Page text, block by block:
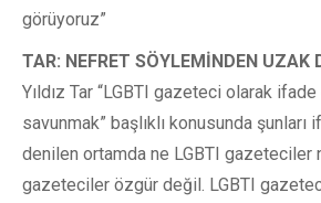
görüyoruz”
TAR: NEFRET SÖYLEMİNDEN UZAK
Yıldız Tar “LGBTI gazeteci olarak
savunmak” başlıklı konusunda şunları
denilen ortamda ne LGBTI gazeteciler
gazeteciler özgür değil. LGBTI